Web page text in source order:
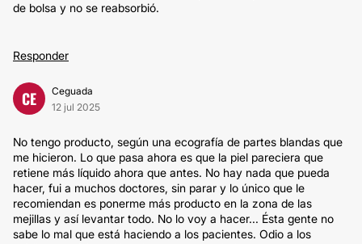
de bolsa y no se reabsorbió.
Responder
CE
Ceguada
12 jul 2025
No tengo producto, según una ecografía de partes blandas que
me hicieron. Lo que pasa ahora es que la piel pareciera que
retiene más líquido ahora que antes. No hay nada que pueda
hacer, fui a muchos doctores, sin parar y lo único que le
recomiendan es ponerme más producto en la zona de las
mejillas y así levantar todo. No lo voy a hacer... Ésta gente no
sabe lo mal que está haciendo a los pacientes. Odio a los